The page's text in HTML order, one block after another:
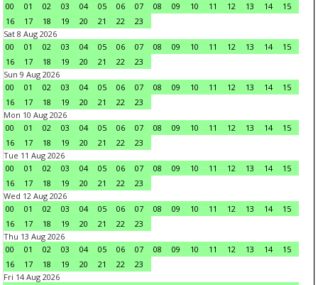
00
01 02 03 04 05 06 07 08 09 10 11 12 13 14
15
16
17 18 19 20 21 22
23
Sat 8 Aug 2026
00
01 02 03 04 05 06 07 08 09 10 11 12 13 14
15
16
17 18 19 20 21 22
23
Sun 9 Aug 2026
00
01 02 03 04 05 06 07 08 09 10 11 12 13 14
15
16
17 18 19 20 21 22
23
Mon 10 Aug 2026
00
01 02 03 04 05 06 07 08 09 10 11 12 13 14
15
16
17 18 19 20 21 22
23
Tue 11 Aug 2026
00
01 02 03 04 05 06 07 08 09 10 11 12 13 14
15
16
17 18 19 20 21 22
23
Wed 12 Aug 2026
00
01 02 03 04 05 06 07 08 09 10 11 12 13 14
15
16
17 18 19 20 21 22
23
Thu 13 Aug 2026
00
01 02 03 04 05 06 07 08 09 10 11 12 13 14
15
16
17 18 19 20 21 22
23
Fri 14 Aug 2026